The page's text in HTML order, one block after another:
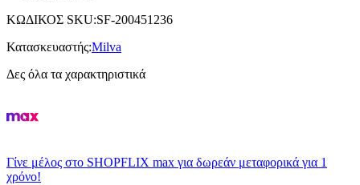
ΚΩΔΙΚΟΣ SKU:SF-200451236
Κατασκευαστής:Milva
Δες όλα τα χαρακτηριστικά
Γίνε μέλος στο SHOPFLIX max για δωρεάν μεταφορικά για 1
χρόνο!